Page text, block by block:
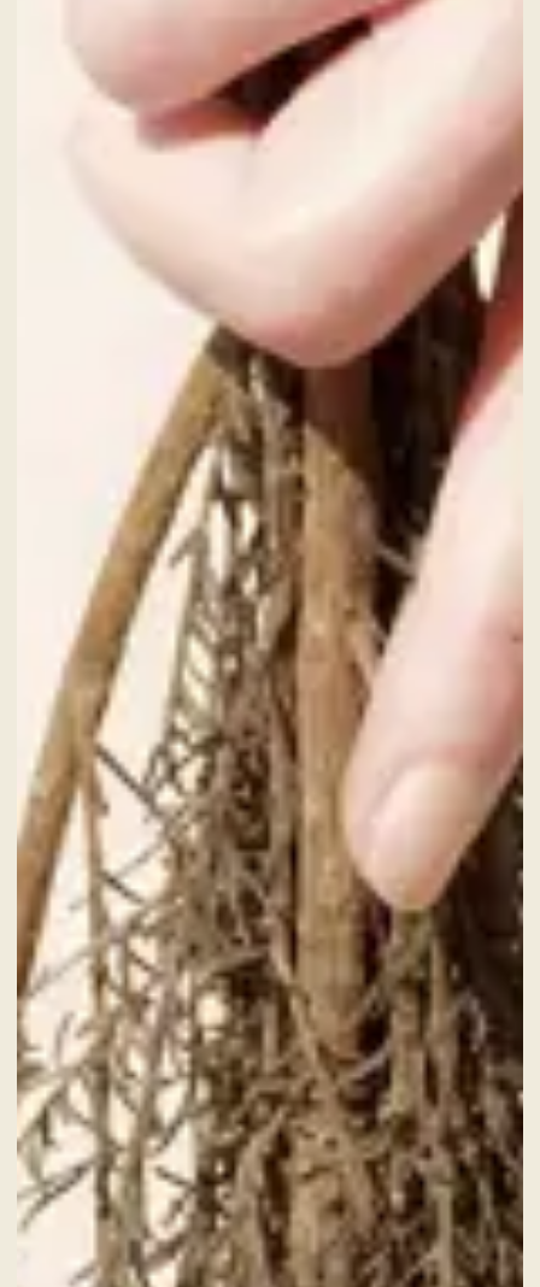
DIENSTLEISTUNGEN
GESCHENKKARTEN
NACHRICHTEN UND VERANSTALTUNGEN
ANGEBOTE
CHECK-IN
Aug 2026
CHECK-OUT
8 Aug 2026
ZIMMER
ERWACHSENE